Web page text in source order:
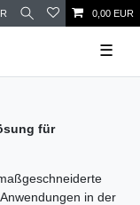
0,00 EUR
☰
für
in der